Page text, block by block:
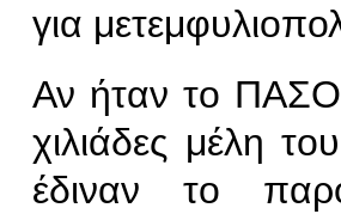
για
Αν ήταν το
χιλιάδες μέλη
έδιναν το